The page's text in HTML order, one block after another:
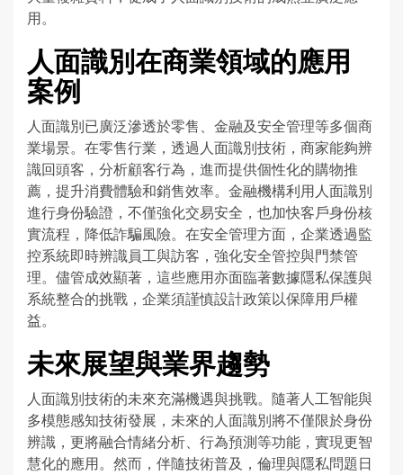
用。
人面識別在商業領域的應用
案例
人面識別已廣泛滲透於零售、金融及安全管理等多個商
業場景。在零售行業，透過人面識別技術，商家能夠辨
識回頭客，分析顧客行為，進而提供個性化的購物推
薦，提升消費體驗和銷售效率。金融機構利用人面識別
進行身份驗證，不僅強化交易安全，也加快客戶身份核
實流程，降低詐騙風險。在安全管理方面，企業透過監
控系統即時辨識員工與訪客，強化安全管控與門禁管
理。儘管成效顯著，這些應用亦面臨著數據隱私保護與
系統整合的挑戰，企業須謹慎設計政策以保障用戶權
益。
未來展望與業界趨勢
人面識別技術的未來充滿機遇與挑戰。隨著人工智能與
多模態感知技術發展，未來的人面識別將不僅限於身份
辨識，更將融合情緒分析、行為預測等功能，實現更智
慧化的應用。然而，伴隨技術普及，倫理與隱私問題日